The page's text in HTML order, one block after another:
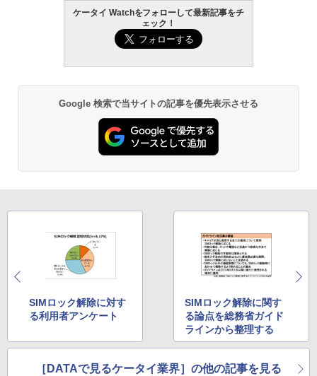
ケータイ Watchをフォローして最新記事をチ
ェック！
Google 検索で当サイトの記事を優先表示させる
SIMロック解除に対す
る利用者アンケート
SIMロック解除に関す
る論点を総務省ガイド
ラインから整理する
［DATAで見るケータイ業界］の他の記事を見る